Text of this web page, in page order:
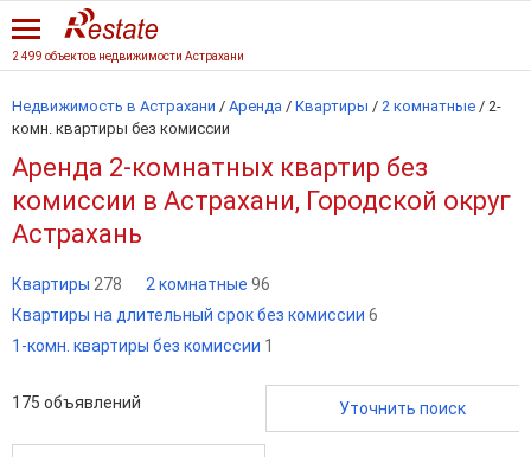
2 499 объектов недвижимости Астрахани
Недвижимость в Астрахани / Аренда / Квартиры / 2 комнатные / 2-
комн. квартиры без комиссии
Аренда 2-комнатных квартир без
комиссии в Астрахани, Городской округ
Астрахань
Квартиры 278 2 комнатные 96
Квартиры на длительный срок без комиссии 6
1-комн. квартиры без комиссии 1
175 объявлений Уточнить поиск